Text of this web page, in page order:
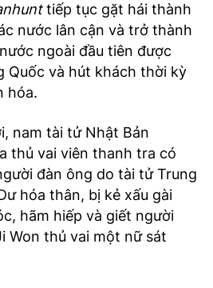
tiếp tục gặt hái thành
nước lân cận và trở thành
ngoài đầu tiên được
Quốc và hút khách thời kỳ
hóa.
nam tài tử Nhật Bản
thủ vai viên thanh tra có
đàn ông do tài tử Trung
hóa thân, bị kẻ xấu gài
hãm hiếp và giết người
Won thủ vai một nữ sát